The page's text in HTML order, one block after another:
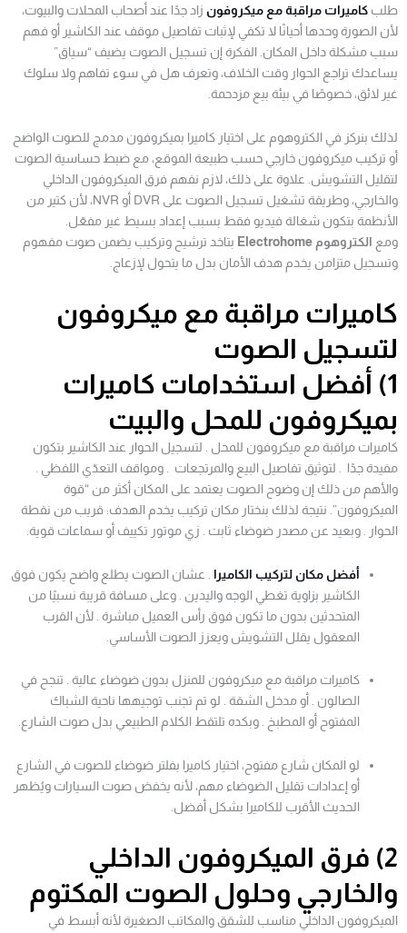
طلب كاميرات مراقبة مع ميكروفون زاد جدًا عند أصحاب المحلات والبيوت،
لأن الصورة وحدها أحيانًا لا تكفي لإثبات تفاصيل موقف عند الكاشير أو فهم
سبب مشكلة داخل المكان. الفكرة إن تسجيل الصوت يضيف “سياق”
يساعدك تراجع الحوار وقت الخلاف، وتعرف هل في سوء تفاهم ولا سلوك
غير لائق، خصوصًا في بيئة بيع مزدحمة.
لذلك بنركز في الكتروهوم على اختيار كاميرا بميكروفون مدمج للصوت الواضح
أو تركيب ميكروفون خارجي حسب طبيعة الموقع، مع ضبط حساسية الصوت
لتقليل التشويش. علاوة على ذلك، لازم نفهم فرق الميكروفون الداخلي
والخارجي، وطريقة تشغيل تسجيل الصوت على DVR أو NVR، لأن كتير من
الأنظمة بتكون شغالة فيديو فقط بسبب إعداد بسيط غير مفعّل.
ومع الكتروهوم Electrohome
بتاخد ترشيح وتركيب يضمن صوت مفهوم
وتسجيل متزامن يخدم هدف الأمان بدل ما يتحول لإزعاج.
كاميرات مراقبة مع ميكروفون
لتسجيل الصوت
1) أفضل استخدامات كاميرات
بميكروفون للمحل والبيت
كاميرات مراقبة مع ميكروفون للمحل . لتسجيل الحوار عند الكاشير بتكون
مفيدة جدًا . لتوثيق تفاصيل البيع والمرتجعات . ومواقف التعدّي اللفظي .
والأهم من ذلك إن وضوح الصوت يعتمد على المكان أكثر من “قوة
الميكروفون”. نتيجة لذلك بنختار مكان تركيب يخدم الهدف: قريب من نقطة
الحوار . وبعيد عن مصدر ضوضاء ثابت . زي موتور تكييف أو سماعات قوية.
أفضل مكان لتركيب الكاميرا . عشان الصوت يطلع واضح يكون فوق
الكاشير بزاوية تغطي الوجه واليدين . وعلى مسافة قريبة نسبيًا من
المتحدثين بدون ما تكون فوق رأس العميل مباشرة . لأن القرب
المعقول يقلل التشويش ويعزز الصوت الأساسي.
كاميرات مراقبة مع ميكروفون للمنزل بدون ضوضاء عالية . تنجح في
الصالون . أو مدخل الشقة . لو تم تجنب توجيهها ناحية الشباك
المفتوح أو المطبخ . وبكده تلتقط الكلام الطبيعي بدل صوت الشارع.
لو المكان شارع مفتوح، اختيار كاميرا بفلتر ضوضاء للصوت في الشارع
أو إعدادات تقليل الضوضاء مهم، لأنه يخفض صوت السيارات ويُظهر
الحديث الأقرب للكاميرا بشكل أفضل.
2) فرق الميكروفون الداخلي
والخارجي وحلول الصوت المكتوم
الميكروفون الداخلي مناسب للشقق والمكاتب الصغيرة لأنه أبسط في